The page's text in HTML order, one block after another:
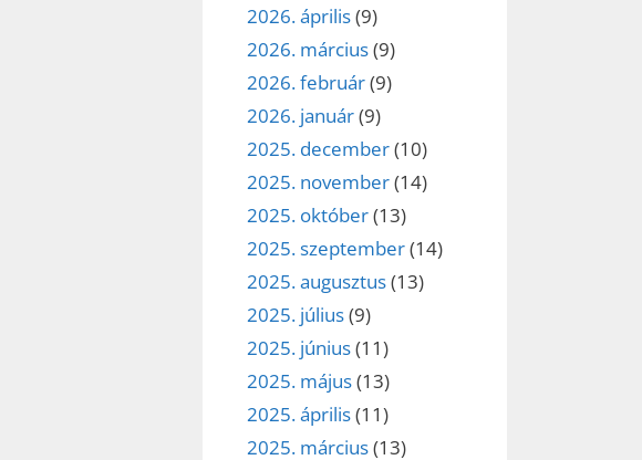
2026. április(9)
2026. március(9)
2026. február(9)
2026. január(9)
2025. december(10)
2025. november(14)
2025. október(13)
2025. szeptember(14)
2025. augusztus(13)
2025. július(9)
2025. június(11)
2025. május(13)
2025. április(11)
2025. március(13)